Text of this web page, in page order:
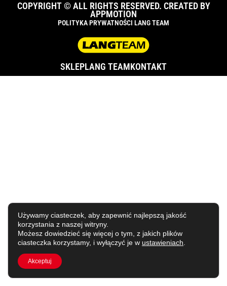
COPYRIGHT © ALL RIGHTS RESERVED. CREATED BY
APPMOTION
POLITYKA PRYWATNOŚCI LANG TEAM
SKLEPLANG TEAMKONTAKT
Używamy ciasteczek, aby zapewnić najlepszą jakość
korzystania z naszej witryny.
Możesz dowiedzieć się więcej o tym, z jakich plików
ciasteczka korzystamy, i wyłączyć je w ustawieniach
Akceptuj